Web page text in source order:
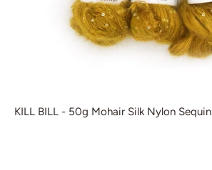
KILL BILL - 50g Mohair Silk Nylon Sequin